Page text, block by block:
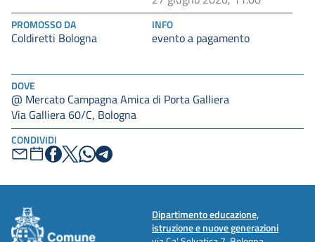
DOVE
@ Mercato Campagna Amica di Porta Galliera
Via Galliera 60/C, Bologna
CONDIVIDI
PROMOSSO DA
Coldiretti Bologna
INFO
evento a pagamento
Dipartimento educazione,
istruzione e nuove generazioni